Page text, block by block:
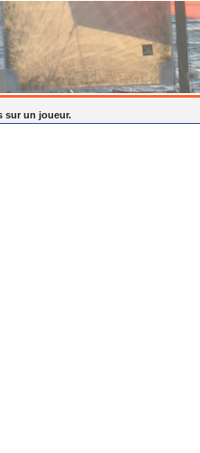
sur un joueur.